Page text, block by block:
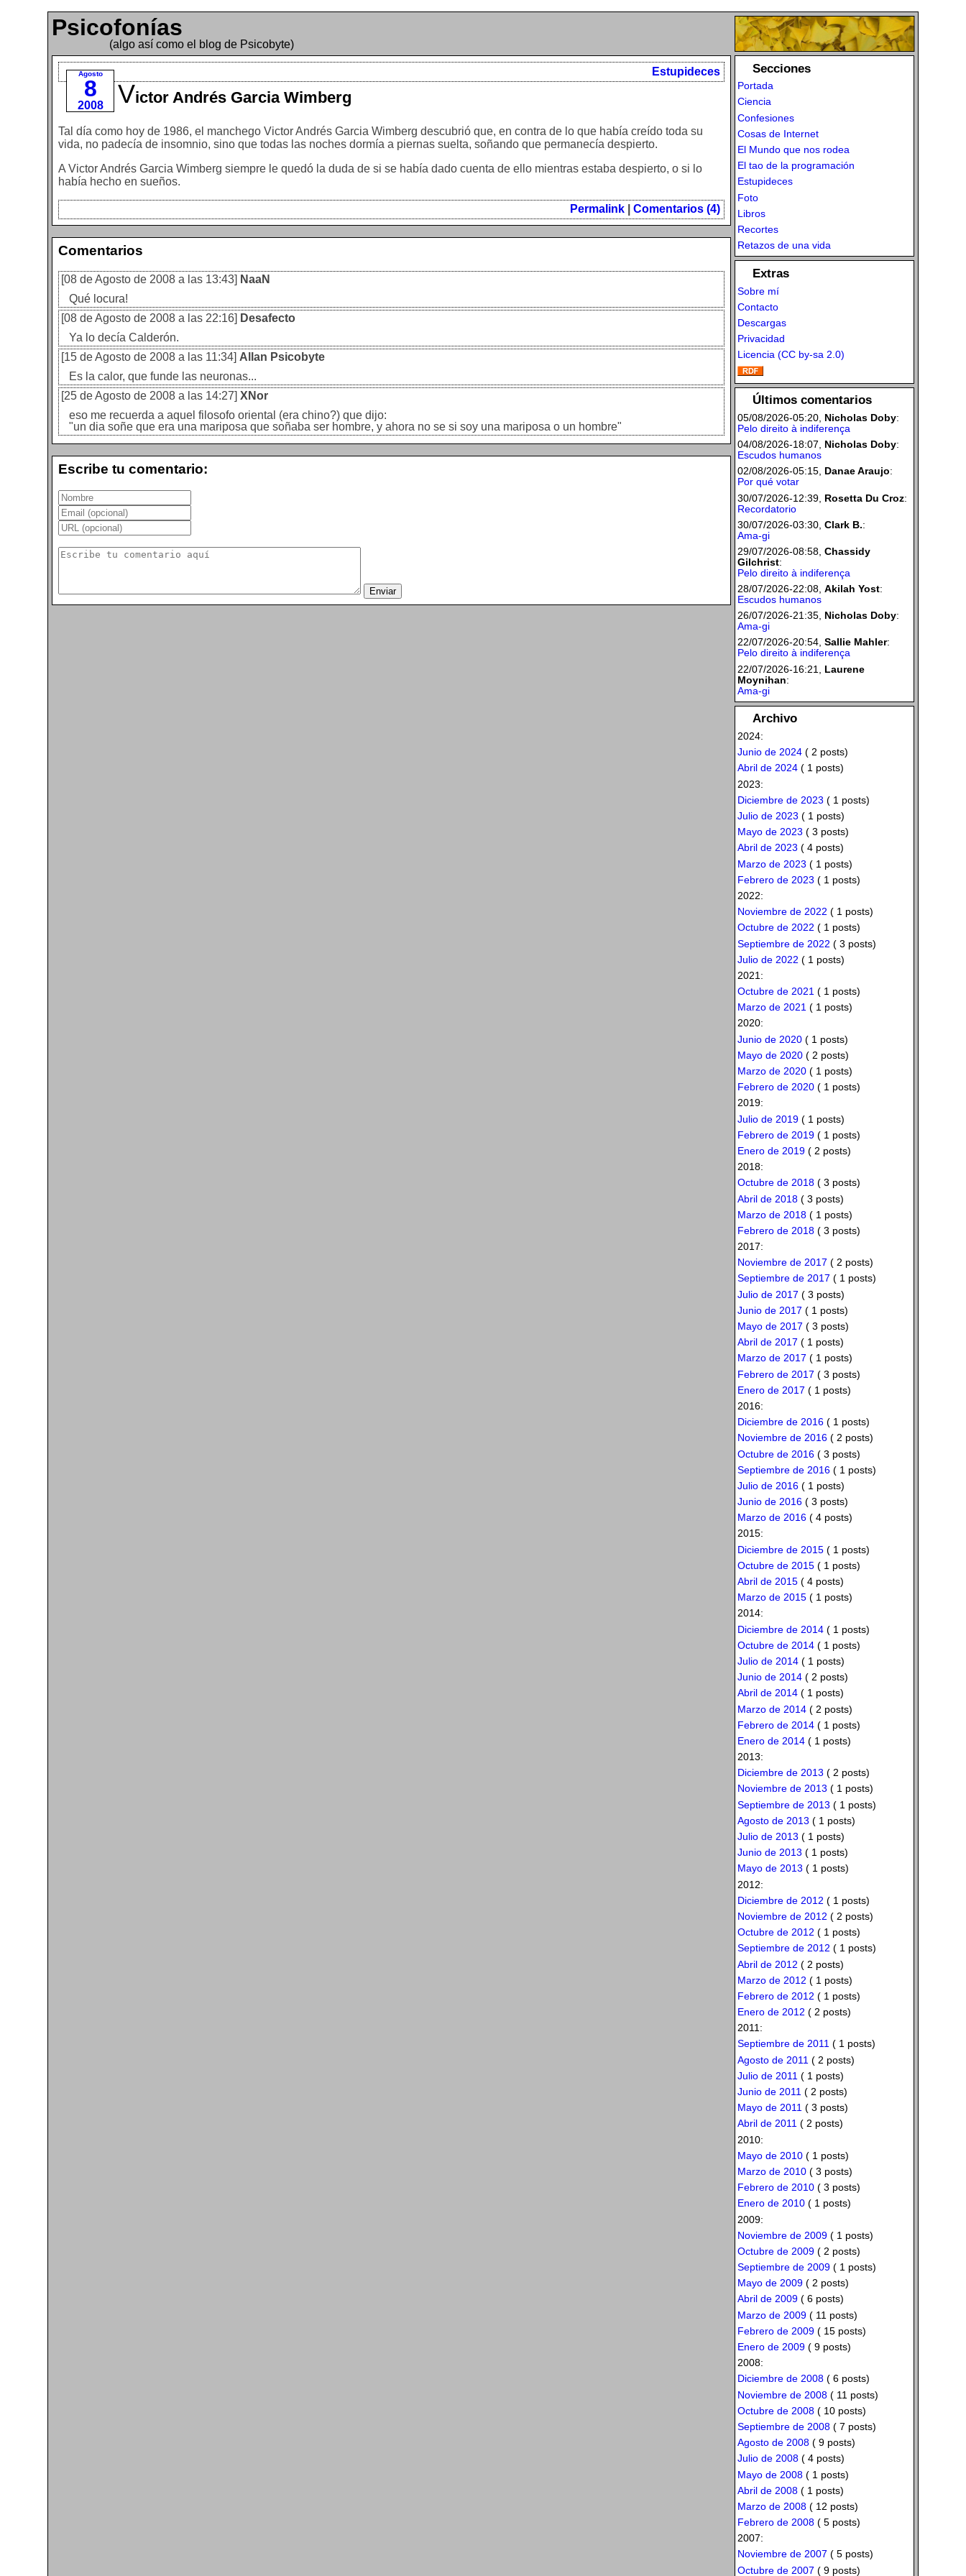
Psicofonías
(algo así como el blog de Psicobyte)
Agosto
8
2008
Estupideces
Victor Andrés Garcia Wimberg
Tal día como hoy de 1986, el manchego Victor Andrés Garcia Wimberg descubrió que, en contra de lo que había creído toda su
vida, no padecía de insomnio, sino que todas las noches dormía a piernas suelta, soñando que permanecía despierto.
A Victor Andrés Garcia Wimberg siempre le quedó la duda de si se había dado cuenta de ello mientras estaba despierto, o si lo
había hecho en sueños.
Permalink Comentarios (4)
Comentarios
[08 de Agosto de 2008 a las 13:43] NaaN
Qué locura!
[08 de Agosto de 2008 a las 22:16] Desafecto
Ya lo decía Calderón.
[15 de Agosto de 2008 a las 11:34] Allan Psicobyte
Es la calor, que funde las neuronas...
[25 de Agosto de 2008 a las 14:27] XNor
eso me recuerda a aquel filosofo oriental (era chino?) que dijo:
"un dia soñe que era una mariposa que soñaba ser hombre, y ahora no se si soy una mariposa o un hombre"
Escribe tu comentario:
Secciones
Portada
Ciencia
Confesiones
Cosas de Internet
El Mundo que nos rodea
El tao de la programación
Estupideces
Foto
Libros
Recortes
Retazos de una vida
Extras
Sobre mí
Contacto
Descargas
Privacidad
Licencia (CC by-sa 2.0)
Últimos comentarios
05/08/2026-05:20, Nicholas Doby:
Pelo direito à indiferença
04/08/2026-18:07, Nicholas Doby:
Escudos humanos
02/08/2026-05:15, Danae Araujo:
Por qué votar
30/07/2026-12:39, Rosetta Du Croz:
Recordatorio
30/07/2026-03:30, Clark B.:
Ama-gi
29/07/2026-08:58, Chassidy
Gilchrist:
Pelo direito à indiferença
28/07/2026-22:08, Akilah Yost:
Escudos humanos
26/07/2026-21:35, Nicholas Doby:
Ama-gi
22/07/2026-20:54, Sallie Mahler:
Pelo direito à indiferença
22/07/2026-16:21, Laurene
Moynihan:
Ama-gi
Archivo
2024:
Junio de 2024( 2 posts)
Abril de 2024( 1 posts)
2023:
Diciembre de 2023 ( 1 posts)
Julio de 2023 ( 1 posts)
Mayo de 2023 ( 3 posts)
Abril de 2023 ( 4 posts)
Marzo de 2023 ( 1 posts)
Febrero de 2023 ( 1 posts)
2022:
Noviembre de 2022 ( 1 posts)
Octubre de 2022 ( 1 posts)
Septiembre de 2022 ( 3 posts)
Julio de 2022 ( 1 posts)
2021:
Octubre de 2021 ( 1 posts)
Marzo de 2021( 1 posts)
2020:
Junio de 2020( 1 posts)
Mayo de 2020( 2 posts)
Marzo de 2020( 1 posts)
Febrero de 2020( 1 posts)
2019:
Julio de 2019( 1 posts)
Febrero de 2019( 1 posts)
Enero de 2019( 2 posts)
2018:
Octubre de 2018( 3 posts)
Abril de 2018( 3 posts)
Marzo de 2018( 1 posts)
Febrero de 2018( 3 posts)
2017:
Noviembre de 2017 ( 2 posts)
Septiembre de 2017 ( 1 posts)
Julio de 2017 ( 3 posts)
Junio de 2017 ( 1 posts)
Mayo de 2017 ( 3 posts)
Abril de 2017 ( 1 posts)
Marzo de 2017 ( 1 posts)
Febrero de 2017 ( 3 posts)
Enero de 2017 ( 1 posts)
2016:
Diciembre de 2016( 1 posts)
Noviembre de 2016( 2 posts)
Octubre de 2016( 3 posts)
Septiembre de 2016( 1 posts)
Julio de 2016( 1 posts)
Junio de 2016( 3 posts)
Marzo de 2016( 4 posts)
2015:
Diciembre de 2015( 1 posts)
Octubre de 2015( 1 posts)
Abril de 2015( 4 posts)
Marzo de 2015( 1 posts)
2014:
Diciembre de 2014( 1 posts)
Octubre de 2014( 1 posts)
Julio de 2014( 1 posts)
Junio de 2014( 2 posts)
Abril de 2014( 1 posts)
Marzo de 2014( 2 posts)
Febrero de 2014( 1 posts)
Enero de 2014( 1 posts)
2013:
Diciembre de 2013 ( 2 posts)
Noviembre de 2013 ( 1 posts)
Septiembre de 2013 ( 1 posts)
Agosto de 2013 ( 1 posts)
Julio de 2013 ( 1 posts)
Junio de 2013 ( 1 posts)
Mayo de 2013 ( 1 posts)
2012:
Diciembre de 2012 ( 1 posts)
Noviembre de 2012 ( 2 posts)
Octubre de 2012 ( 1 posts)
Septiembre de 2012 ( 1 posts)
Abril de 2012 ( 2 posts)
Marzo de 2012 ( 1 posts)
Febrero de 2012 ( 1 posts)
Enero de 2012 ( 2 posts)
2011:
Septiembre de 2011( 1 posts)
Agosto de 2011 ( 2 posts)
Julio de 2011 ( 1 posts)
Junio de 2011 ( 2 posts)
Mayo de 2011 ( 3 posts)
Abril de 2011( 2 posts)
2010:
Mayo de 2010( 1 posts)
Marzo de 2010( 3 posts)
Febrero de 2010( 3 posts)
Enero de 2010( 1 posts)
2009:
Noviembre de 2009( 1 posts)
Octubre de 2009( 2 posts)
Septiembre de 2009( 1 posts)
Mayo de 2009( 2 posts)
Abril de 2009( 6 posts)
Marzo de 2009( 11 posts)
Febrero de 2009( 15 posts)
Enero de 2009( 9 posts)
2008:
Diciembre de 2008( 6 posts)
Noviembre de 2008( 11 posts)
Octubre de 2008( 10 posts)
Septiembre de 2008( 7 posts)
Agosto de 2008( 9 posts)
Julio de 2008( 4 posts)
Mayo de 2008( 1 posts)
Abril de 2008( 1 posts)
Marzo de 2008( 12 posts)
Febrero de 2008( 5 posts)
2007:
Noviembre de 2007 ( 5 posts)
Octubre de 2007 ( 9 posts)